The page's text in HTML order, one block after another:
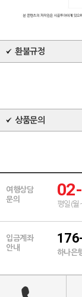
환불규정
상품문의
여행상담
문의
평일(
입금계좌
안내
하나은